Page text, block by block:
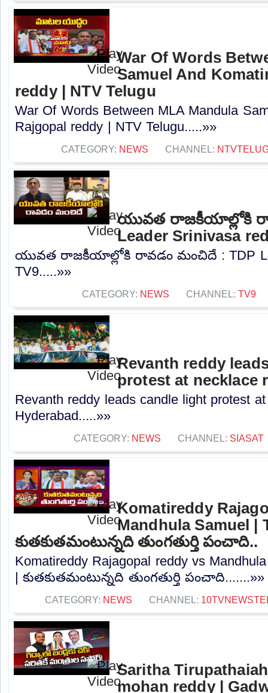
War Of Words
Samuel And
reddy | NTV Telugu
War Of Words Between MLA Mandula
Rajgopal reddy | NTV Telugu.....»»
CATEGORY: NEWS CHANNEL:
యువత రాజకీయాల్లోకి
Leader Srinivasa
యువత రాజకీయాల్లోకి రావడం మంచిదే : TDP
TV9.....»»
CATEGORY: NEWS CHANNEL: TV9
Revanth reddy
protest at necklace
Revanth reddy leads candle light protest
Hyderabad.....»»
CATEGORY: NEWS CHANNEL: SIASAT
Komatireddy
Mandhula Samuel |
కుతకుతమంటున్నది తుంగతుర్తి పంచాది..
Komatireddy Rajagopal reddy vs
| కుతకుతమంటున్నది తుంగతుర్తి పంచాది.......»»
CATEGORY: NEWS CHANNEL:
Saritha
mohan reddy |